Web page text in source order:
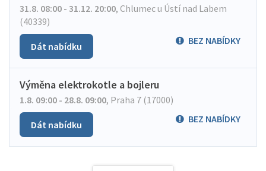
31.8. 08:00 - 31.12. 20:00, Chlumec u Ústí nad Labem
(40339)
BEZ NABÍDKY
Dát nabídku
Výměna elektrokotle a bojleru
1.8. 09:00 - 28.8. 09:00, Praha 7 (17000)
BEZ NABÍDKY
Dát nabídku